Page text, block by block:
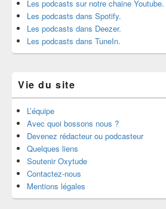
Les podcasts sur notre chaine Youtube.
Les podcasts dans Spotify.
Les podcasts dans Deezer.
Les podcasts dans TuneIn.
Vie du site
L’équipe
Avec quoi bossons nous ?
Devenez rédacteur ou podcasteur
Quelques liens
Soutenir Oxytude
Contactez-nous
Mentions légales